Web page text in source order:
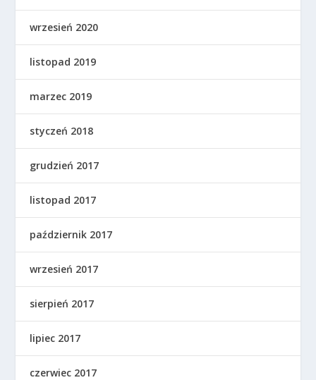
wrzesień 2020
listopad 2019
marzec 2019
styczeń 2018
grudzień 2017
listopad 2017
październik 2017
wrzesień 2017
sierpień 2017
lipiec 2017
czerwiec 2017